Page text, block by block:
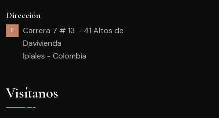
Dirección
Carrera 7 # 13 – 41 Altos de
Davivienda
Ipiales - Colombia
Visítanos